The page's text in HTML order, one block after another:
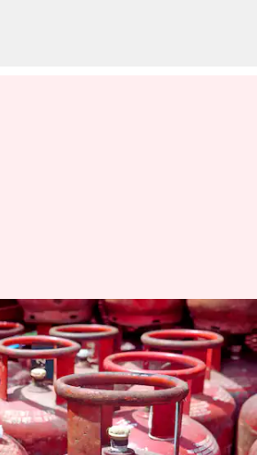
ரீஃபில் செய்யத்
இணைப்பு
உடனடியாக
சரண்டர்